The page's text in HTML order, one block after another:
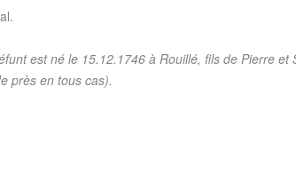
est né le 15.12.1746 à Rouillé, fils de Pierre
près en tous cas).